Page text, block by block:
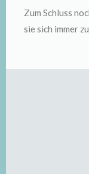
Zum Schluss
sie sich immer